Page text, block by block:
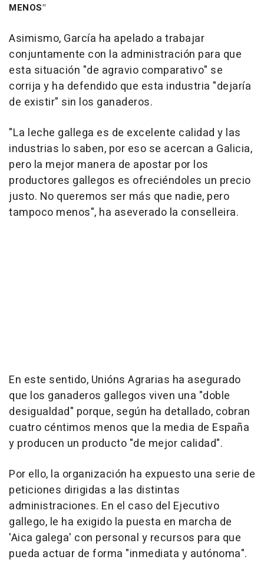
MENOS"
Asimismo, García ha apelado a trabajar
conjuntamente con la administración para que
esta situación "de agravio comparativo" se
corrija y ha defendido que esta industria "dejaría
de existir" sin los ganaderos.
"La leche gallega es de excelente calidad y las
industrias lo saben, por eso se acercan a Galicia,
pero la mejor manera de apostar por los
productores gallegos es ofreciéndoles un precio
justo. No queremos ser más que nadie, pero
tampoco menos", ha aseverado la conselleira.
En este sentido, Unións Agrarias ha asegurado
que los ganaderos gallegos viven una "doble
desigualdad" porque, según ha detallado, cobran
cuatro céntimos menos que la media de España
y producen un producto "de mejor calidad".
Por ello, la organización ha expuesto una serie de
peticiones dirigidas a las distintas
administraciones. En el caso del Ejecutivo
gallego, le ha exigido la puesta en marcha de
'Aica galega' con personal y recursos para que
pueda actuar de forma "inmediata y autónoma".